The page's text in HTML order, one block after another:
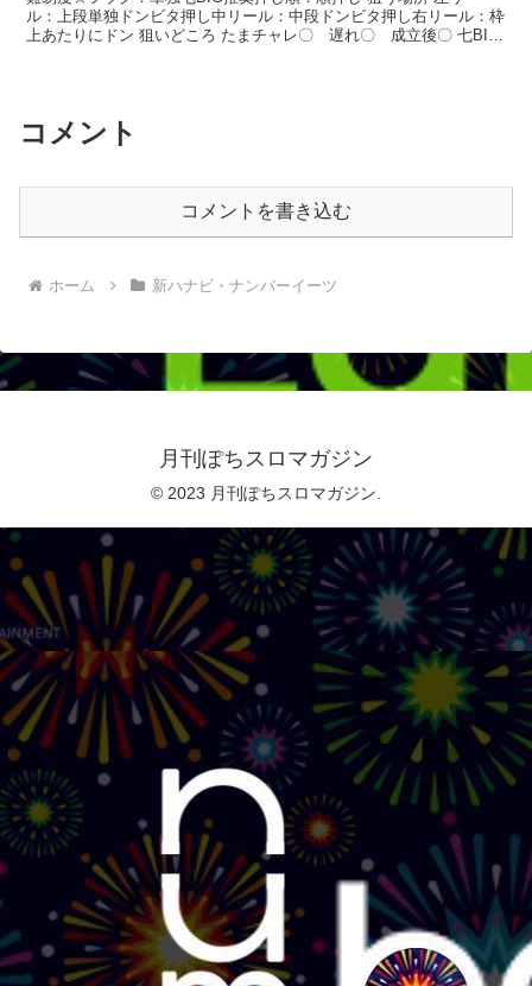
ル：上段単独ドンビタ押し中リール：中段ドンビタ押し右リール：枠
上あたりにドン 狙いどころ たまチャレ〇 遅れ〇 成立後〇 七BIG
コメント
コメントを書き込む
ホーム 新ハナビ・ナンバーイーツ
月刊ぽちスロマガジン
© 2023 月刊ぽちスロマガジン.